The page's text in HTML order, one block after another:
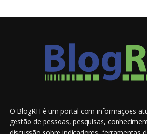
O BlogRH é um portal com informações
gestão de pessoas, pesquisas,